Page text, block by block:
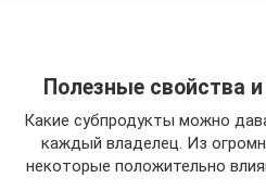
Полезные свойства
Какие субпродукты можно
каждый владелец. Из
некоторые положительно